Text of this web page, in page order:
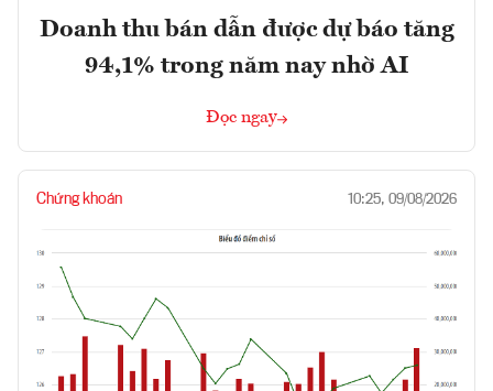
Doanh thu bán dẫn được dự báo tăng
94,1% trong năm nay nhờ AI
Đọc ngay
Chứng khoán 10:25, 09/08/2026